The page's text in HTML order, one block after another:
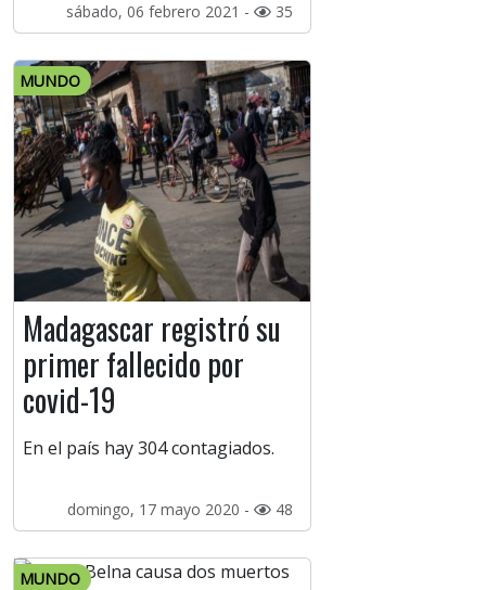
sábado, 06 febrero 2021 - 35
MUNDO
Madagascar registró su
primer fallecido por
covid-19
En el país hay 304 contagiados.
domingo, 17 mayo 2020 - 48
MUNDO